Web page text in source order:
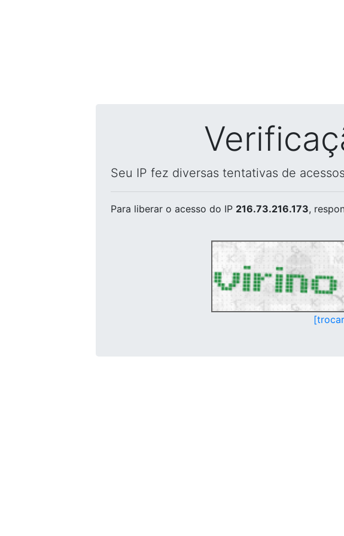
Seu IP fez diversas tentativas de
Para liberar o acesso do IP 216.73.216.173,